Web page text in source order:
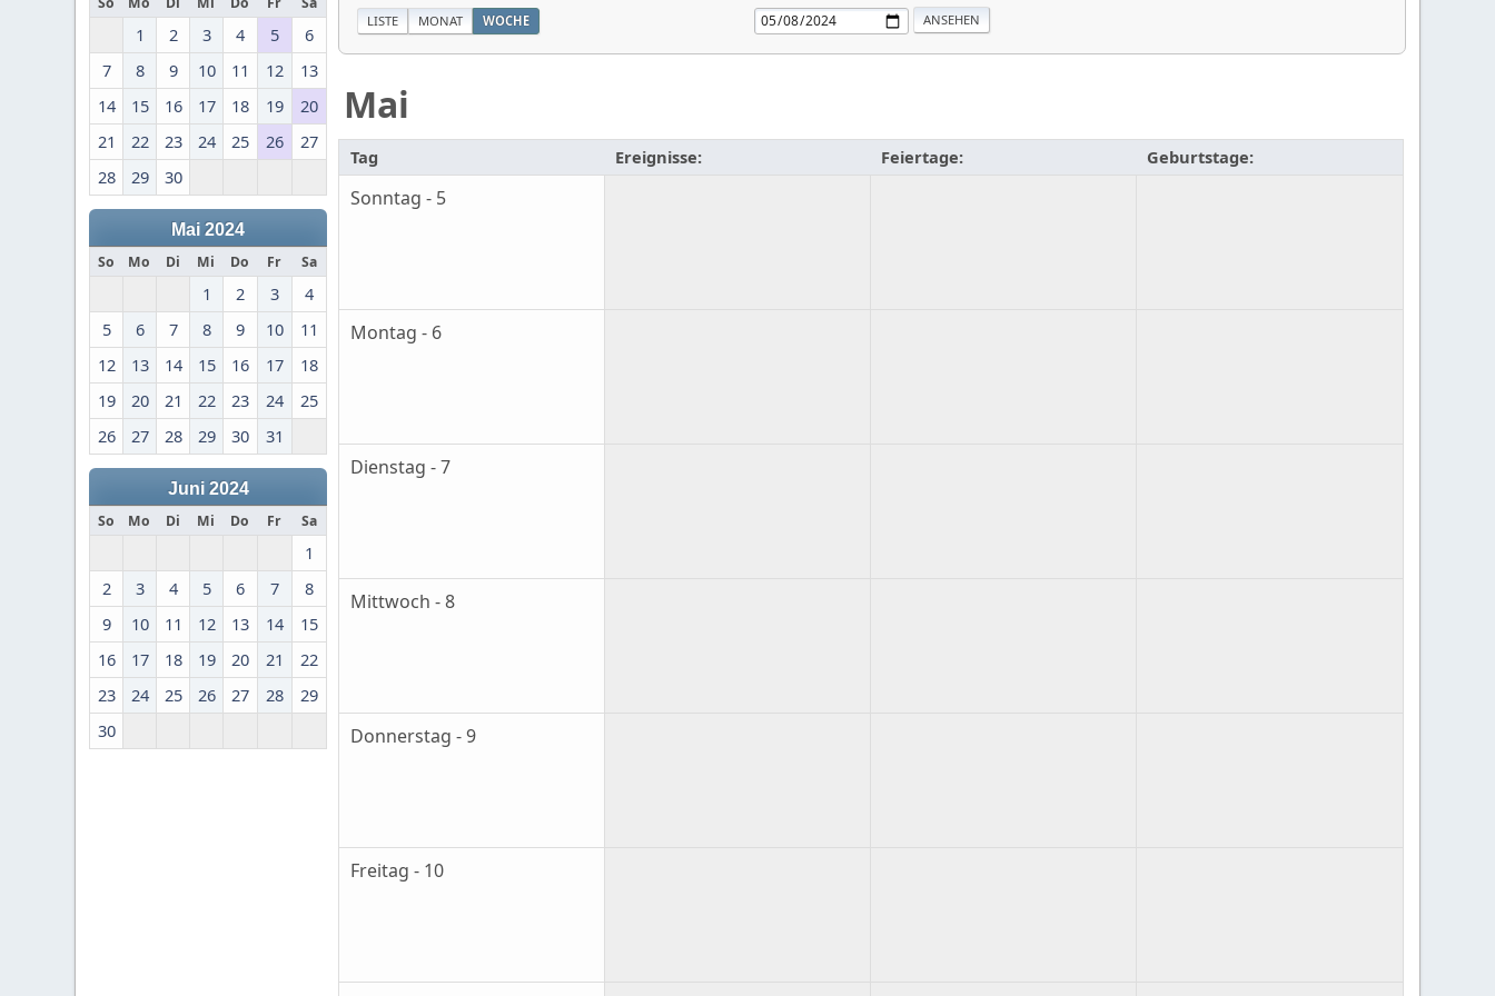
1 2 3 4 5
6
7
8 9 10 11 12
13
14
15 16 17 18 19
20
21
22 23 24 25 26
27
28
29 30
Mai 2024
So Mo Di Mi Do Fr Sa
1 2 3
4
5
6 7 8 9 10
11
12
13 14 15 16 17
18
19
20 21 22 23 24
25
26
27 28 29 30 31
Juni 2024
So Mo Di Mi Do Fr Sa
1
2
3 4 5 6 7
8
9
10 11 12 13 14
15
16
17 18 19 20 21
22
23
24 25 26 27 28
29
30
LISTE MONAT WOCHE
Mai
Tag Ereignisse: Feiertage: Geburtstage:
Sonntag - 5
Montag - 6
Dienstag - 7
Mittwoch - 8
Donnerstag - 9
Freitag - 10